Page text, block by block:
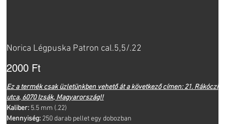
Norica Légpuska Patron cal.5,5/.22
Ár
2000 Ft
Ez a termék csak üzletünkben vehető át a következő címen: 21. Rákóczi
utca, 6070 Izsák, Magyarország!!
Kaliber: 5.5 mm (.22)
Mennyiség: 250 darab pellet egy dobozban